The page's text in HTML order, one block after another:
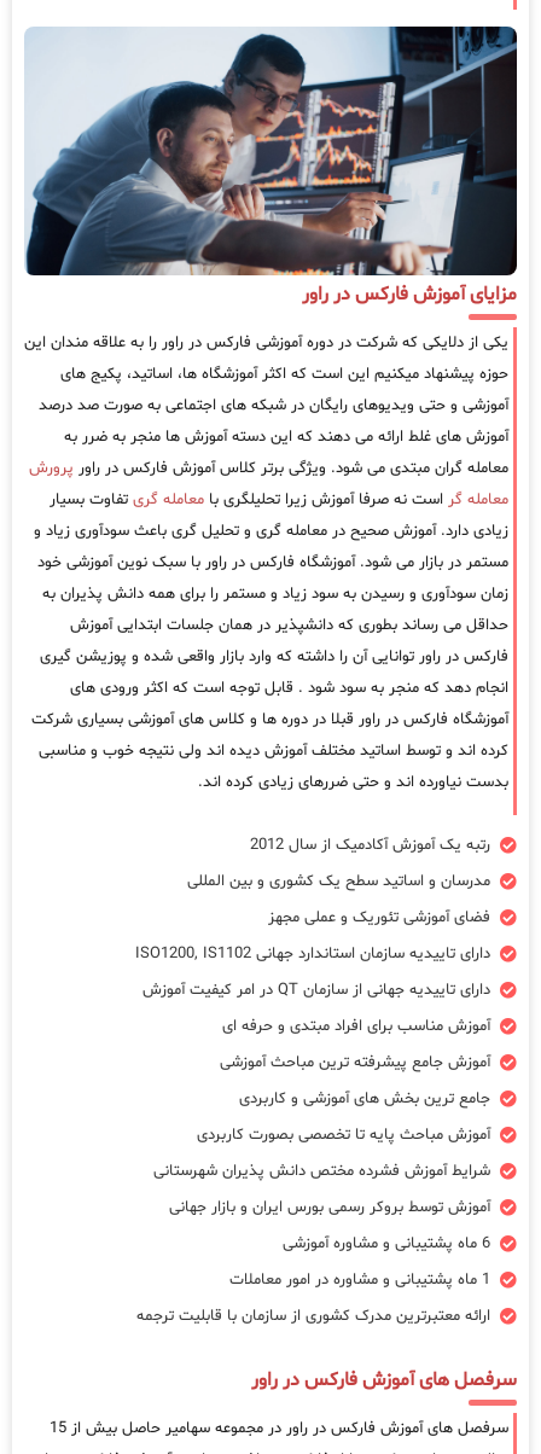
مزایای آموزش فارکس در راور
یکی از دلایکی که شرکت در دوره آموزشی فارکس در راور را به علاقه مندان این
حوزه پیشنهاد میکنیم این است که اکثر آموزشگاه ها، اساتید، پکیج های
آموزشی و حتی ویدیوهای رایگان در شبکه های اجتماعی به صورت صد درصد
آموزش های غلط ارائه می دهند که این دسته آموزش ها منجر به ضرر به
معامله گران مبتدی می شود. ویژگی برتر کلاس آموزش فارکس در راور پرورش
معامله گر است نه صرفا آموزش زیرا تحلیلگری با معامله گری تفاوت بسیار
زیادی دارد. آموزش صحیح در معامله گری و تحلیل گری باعث سودآوری زیاد و
مستمر در بازار می شود. آموزشگاه فارکس در راور با سبک نوین آموزشی خود
زمان سودآوری و رسیدن به سود زیاد و مستمر را برای همه دانش پذیران به
حداقل می رساند بطوری که دانشپذیر در همان جلسات ابتدایی آموزش
فارکس در راور توانایی آن را داشته که وارد بازار واقعی شده و پوزیشن گیری
انجام دهد که منجر به سود شود . قابل توجه است که اکثر ورودی های
آموزشگاه فارکس در راور قبلا در دوره ها و کلاس های آموزشی بسیاری شرکت
کرده اند و توسط اساتید مختلف آموزش دیده اند ولی نتیجه خوب و مناسبی
بدست نیاورده اند و حتی ضررهای زیادی کرده اند.
رتبه یک آموزش آکادمیک از سال 2012
مدرسان و اساتید سطح یک کشوری و بین المللی
فضای آموزشی تئوریک و عملی مجهز
دارای تاییدیه سازمان استاندارد جهانی ISO1200, IS1102
دارای تاییدیه جهانی از سازمان QT در امر کیفیت آموزش
آموزش مناسب برای افراد مبتدی و حرفه ای
آموزش جامع پیشرفته ترین مباحث آموزشی
جامع ترین بخش های آموزشی و کاربردی
آموزش مباحث پایه تا تخصصی بصورت کاربردی
شرایط آموزش فشرده مختص دانش پذیران شهرستانی
آموزش توسط بروکر رسمی بورس ایران و بازار جهانی
6 ماه پشتیبانی و مشاوره آموزشی
1 ماه پشتیبانی و مشاوره در امور معاملات
ارائه معتبرترین مدرک کشوری از سازمان با قابلیت ترجمه
سرفصل های آموزش فارکس در راور
سرفصل های آموزش فارکس در راور در مجموعه سهامیر حاصل بیش از 15